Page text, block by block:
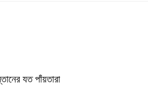
যত পাঁয়তারা